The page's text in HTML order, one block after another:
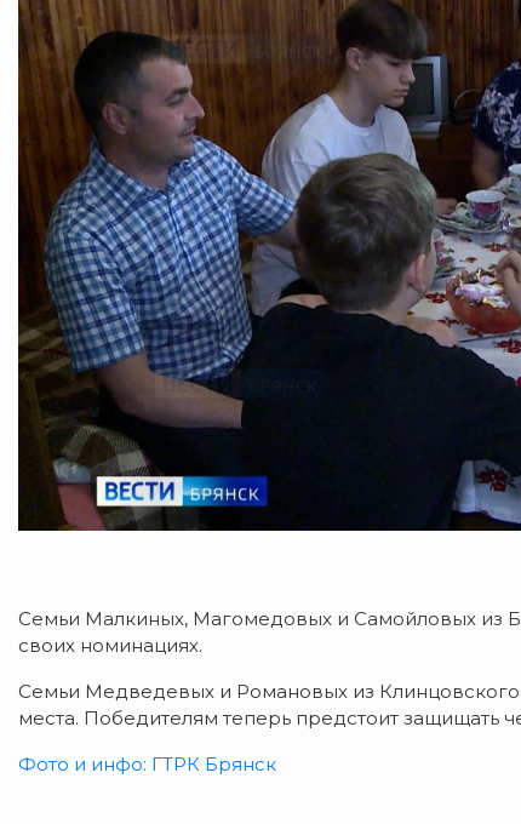
Семьи Малкиных, Магомедовых и Самойловых из
своих номинациях.
Семьи Медведевых и Романовых из
места. Победителям теперь предстоит защищать
Фото и инфо: ГТРК Брянск